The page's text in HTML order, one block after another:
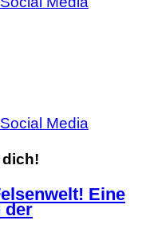
Media
Eine
der